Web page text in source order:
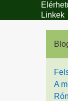
Linkek
A